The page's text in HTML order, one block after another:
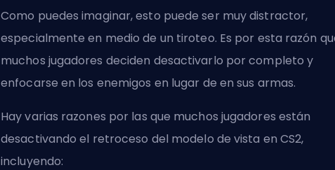
Como puedes imaginar, esto puede ser muy distractor,
especialmente en medio de un tiroteo. Es por esta razón
muchos jugadores deciden desactivarlo por completo y
enfocarse en los enemigos en lugar de en sus armas.
Hay varias razones por las que muchos jugadores están
desactivando el retroceso del modelo de vista en CS2,
incluyendo: